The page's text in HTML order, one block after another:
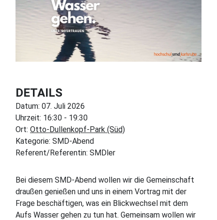
Bei diesem SMD-Abend wollen wir die Gemeinschaft
draußen genießen und uns in einem Vortrag mit der
Frage beschäftigen, was ein Blickwechsel mit dem
Aufs Wasser gehen zu tun hat. Gemeinsam wollen wir
DETAILS
Datum: 07. Juli 2026
Uhrzeit: 16:30 - 19:30
Ort: Otto-Dullenkopf-Park (Süd)
Kategorie: SMD-Abend
Referent/Referentin: SMDler